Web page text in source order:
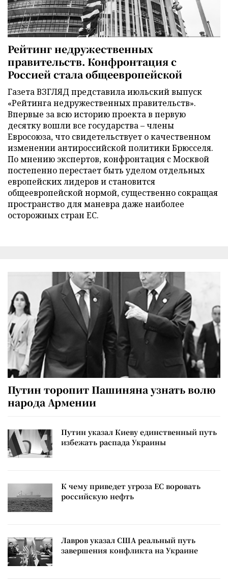
Рейтинг недружественных
правительств. Конфронтация с
Россией стала общеевропейской
Газета ВЗГЛЯД представила июльский выпуск
«Рейтинга недружественных правительств».
Впервые за всю историю проекта в первую
десятку вошли все государства – члены
Евросоюза, что свидетельствует о качественном
изменении антироссийской политики Брюсселя.
По мнению экспертов, конфронтация с Москвой
постепенно перестает быть уделом отдельных
европейских лидеров и становится
общеевропейской нормой, существенно сокращая
пространство для маневра даже наиболее
осторожных стран ЕС.
Путин торопит Пашиняна узнать волю
народа Армении
Путин указал Киеву единственный путь
избежать распада Украины
К чему приведет угроза ЕС воровать
российскую нефть
Лавров указал США реальный путь
завершения конфликта на Украине